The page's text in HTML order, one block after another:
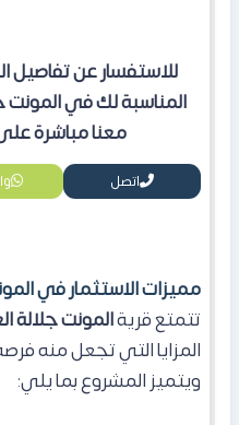
للاستفسار عن تفاصيل
المناسبة لك في المونت
معنا مباشرة على
اتصل
مميزات الاستثمار في
تتمتع قريةالمونت جلالة
المزايا التي تجعل منه
ويتميز المشروع بما يلي: